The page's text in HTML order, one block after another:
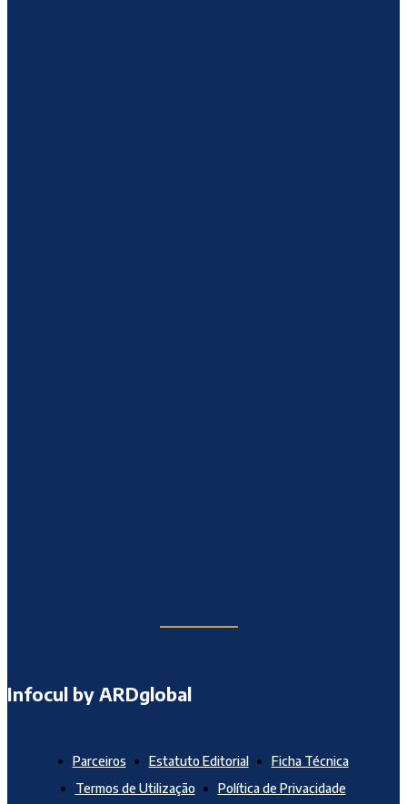
Infocul by ARDglobal
Parceiros Estatuto Editorial
Ficha Técnica
Termos de Utilização
Política de Privacidade